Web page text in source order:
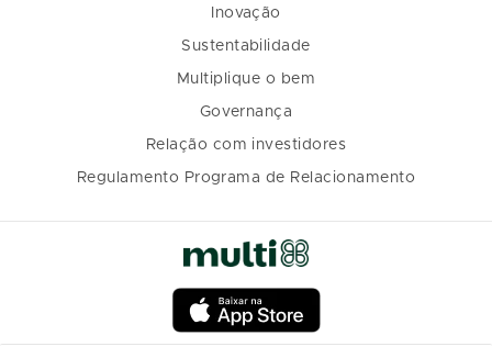
Inovação
Sustentabilidade
Multiplique o bem
Governança
Relação com investidores
Regulamento Programa de Relacionamento